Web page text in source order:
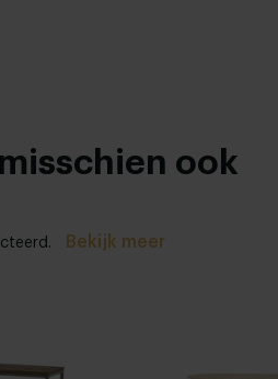
ook
Bekijk meer